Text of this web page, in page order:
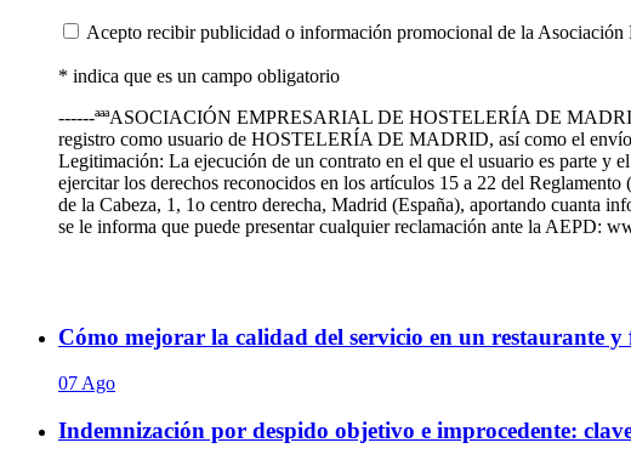
Acepto recibir publicidad o información promocional de la Asociación
* indica que es un campo obligatorio
------ªªªASOCIACIÓN EMPRESARIAL DE HOSTELERÍA DE MADRID
registro como usuario de HOSTELERÍA DE MADRID, así como el
Legitimación: La ejecución de un contrato en el que el usuario es parte y
ejercitar los derechos reconocidos en los artículos 15 a 22 del
de la Cabeza, 1, 1o centro derecha, Madrid (España), aportando cuanta
se le informa que puede presentar cualquier reclamación ante la AEPD:
Cómo mejorar la calidad del servicio en un restaurante y
07 Ago
Indemnización por despido objetivo e improcedente: